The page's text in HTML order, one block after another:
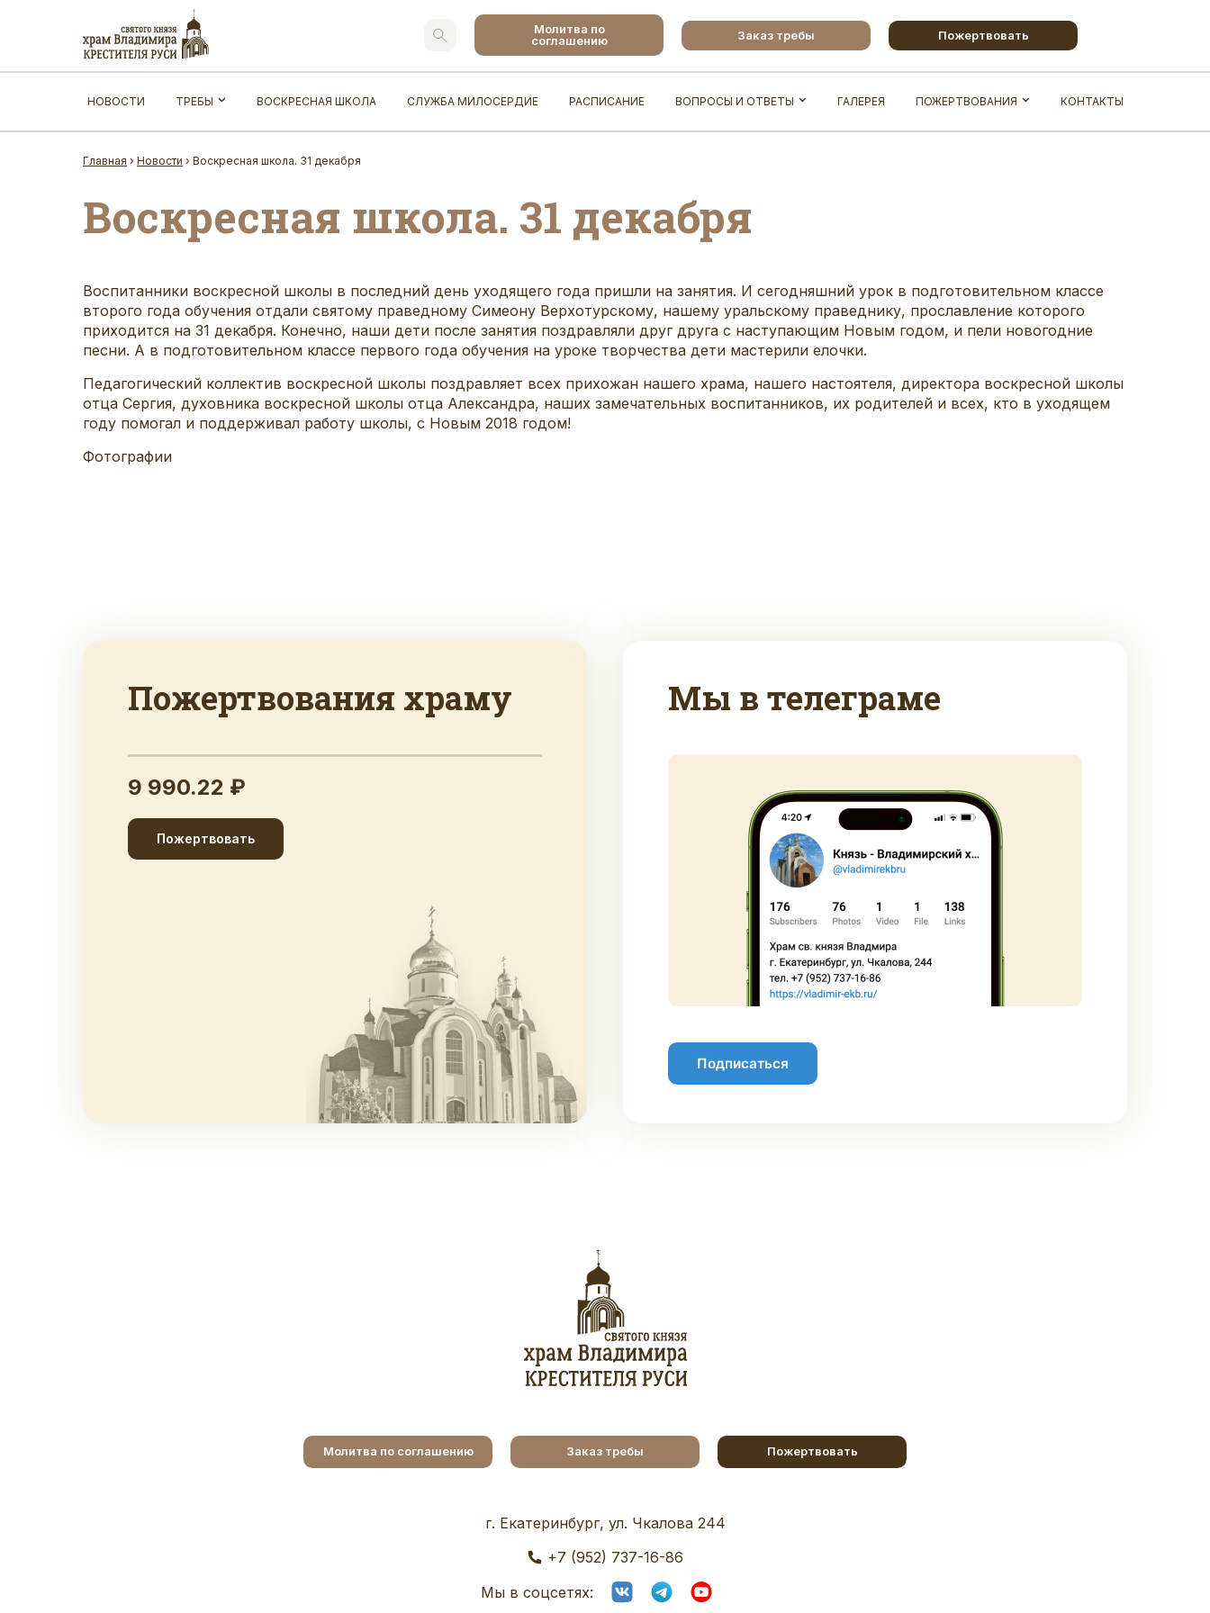
Молитва по
соглашению
Заказ требы Пожертвовать
НОВОСТИ ТРЕБЫ ВОСКРЕСНАЯ ШКОЛА СЛУЖБА МИЛОСЕРДИЕ РАСПИСАНИЕ ВОПРОСЫ И ОТВЕТЫ ГАЛЕРЕЯ ПОЖЕРТВОВАНИЯ КОНТАКТЫ
Главная › Новости › Воскресная школа. 31 декабря
Воскресная школа. 31 декабря
Воспитанники воскресной школы в последний день уходящего года пришли на занятия. И сегодняшний урок в подготовительном классе
второго года обучения отдали святому праведному Симеону Верхотурскому, нашему уральскому праведнику, прославление которого
приходится на 31 декабря. Конечно, наши дети после занятия поздравляли друг друга с наступающим Новым годом, и пели новогодние
песни. А в подготовительном классе первого года обучения на уроке творчества дети мастерили елочки.
Педагогический коллектив воскресной школы поздравляет всех прихожан нашего храма, нашего настоятеля, директора воскресной школы
отца Сергия, духовника воскресной школы отца Александра, наших замечательных воспитанников, их родителей и всех, кто в уходящем
году помогал и поддерживал работу школы, с Новым 2018 годом!
Фотографии
Пожертвования храму
9 990.22 ₽
Пожертвовать
Мы в телеграме
Подписаться
Молитва по соглашению Заказ требы Пожертвовать
г. Екатеринбург, ул. Чкалова 244
+7 (952) 737-16-86
Мы в соцсетях: